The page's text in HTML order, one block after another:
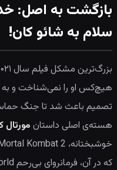
بازگشت به اصل:
سلام به شائو کان!
هیچ‌کس او را نمی‌شناخت و به
تصمیم باعث شد تا جنگ
هسته‌ی اصلی داستان مورتال
که در آن، فرمانروای بی‌رحم Outworld، یعنی